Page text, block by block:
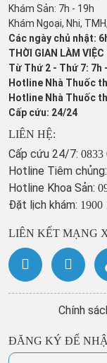
Khám Sản: 7h - 19h
Khám Ngoại, Nhi,
Các ngày chủ nhật:
THỜI GIAN LÀM
Từ Thứ 2 - Thứ 7: 7h
Hotline Nhà Thuốc
Hotline Nhà Thuốc
Cấp cứu: 24/24
LIÊN HỆ:
Cấp cứu 24/7: 0833
Hotline Tiêm chủng:
Hotline Khoa Sản:
Đặt lịch khám: 1900
LIÊN KẾT MẠNG
Chính
ĐĂNG KÝ ĐỂ